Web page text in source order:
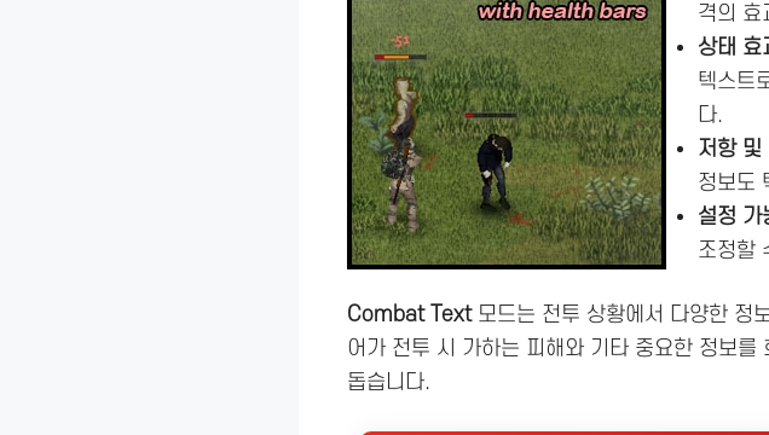
격의 효
상태 효
텍스트
다.
저항 및
정보도
설정 가
조정할
Combat Text모드는 전투 상황에서 다양한 정
어가 전투 시 가하는 피해와 기타 중요한 정보
돕습니다.